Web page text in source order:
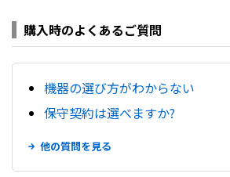
購入時のよくあるご質問
機器の選び方がわからない
保守契約は選べますか?
他の質問を見る